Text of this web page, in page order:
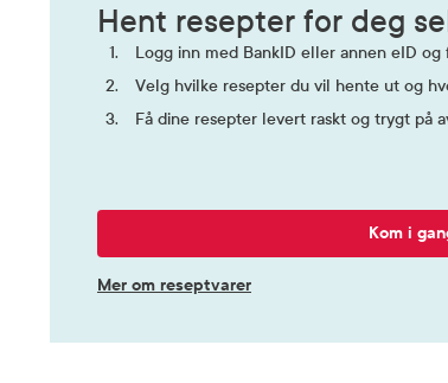
Hent resepter for deg
Logg inn med BankID eller annen eID
Velg hvilke resepter du vil hente ut og
Få dine resepter levert raskt og trygt på
Kom i
Mer om reseptvarer